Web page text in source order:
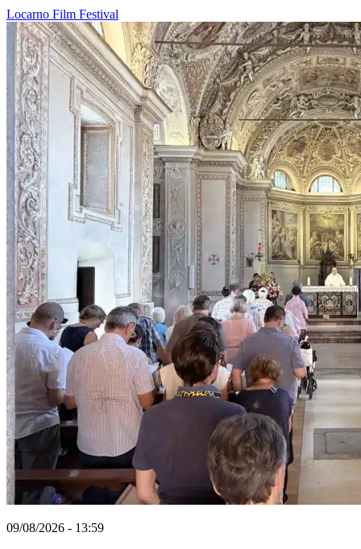
Locarno Film Festival
09/08/2026 - 13:59